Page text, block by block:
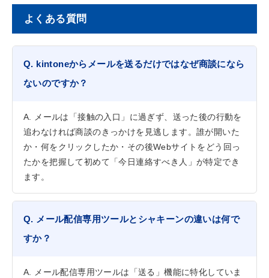
よくある質問
Q. kintoneからメールを送るだけではなぜ商談になら
ないのですか？
A. メールは「接触の入口」に過ぎず、送った後の行動を
追わなければ商談のきっかけを見逃します。誰が開いた
か・何をクリックしたか・その後Webサイトをどう回っ
たかを把握して初めて「今日連絡すべき人」が特定でき
ます。
Q. メール配信専用ツールとシャキーンの違いは何で
すか？
A. メール配信専用ツールは「送る」機能に特化していま